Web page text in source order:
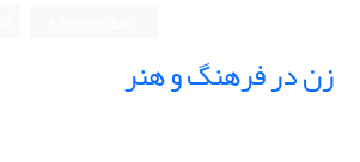
زن در فرهنگ و هنر